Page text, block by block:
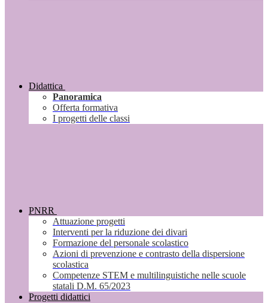
Didattica
Panoramica
Offerta formativa
I progetti delle classi
PNRR
Attuazione progetti
Interventi per la riduzione dei divari
Formazione del personale scolastico
Azioni di prevenzione e contrasto della dispersione
scolastica
Competenze STEM e multilinguistiche nelle scuole
statali D.M. 65/2023
Progetti didattici